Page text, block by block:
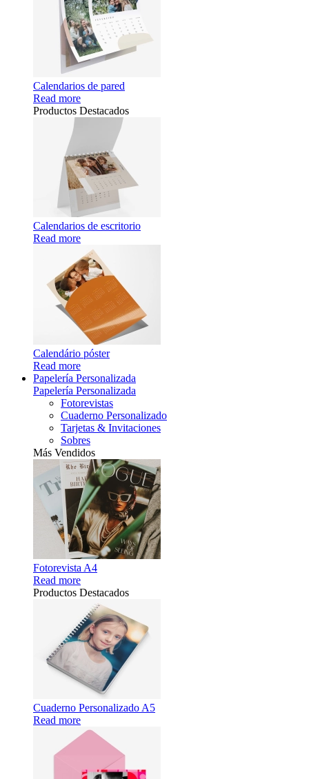
Calendarios de pared
Read more
Productos Destacados
Calendarios de escritorio
Read more
Calendário póster
Read more
Papelería Personalizada
Papelería Personalizada
Fotorevistas
Cuaderno Personalizado
Tarjetas & Invitaciones
Sobres
Más Vendidos
Fotorevista A4
Read more
Productos Destacados
Cuaderno Personalizado A5
Read more